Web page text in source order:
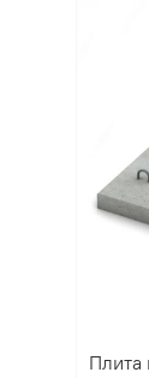
Плита